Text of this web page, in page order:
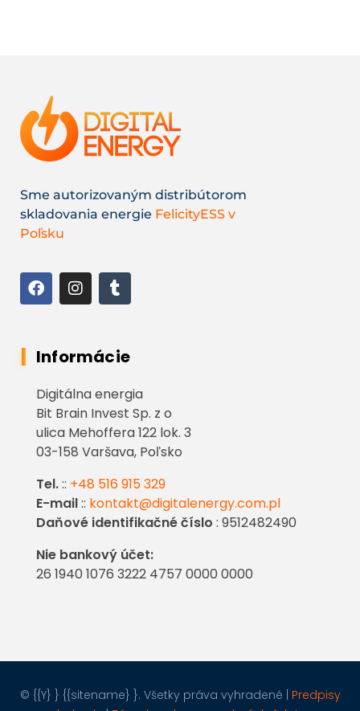
Sme autorizovaným distribútorom
skladovania energie FelicityESS v
Poľsku
Informácie
Digitálna energia
Bit Brain Invest Sp. z o
ulica Mehoffera 122 lok. 3
03-158 Varšava, Poľsko
Tel.:: +48 516 915 329
E-mail:: kontakt@digitalenergy.com.pl
Daňové identifikačné číslo : 9512482490
Nie bankový účet:
26 1940 1076 3222 4757 0000 0000
© {{Y} } {{sitename} }. Všetky práva vyhradené |
Predpisy